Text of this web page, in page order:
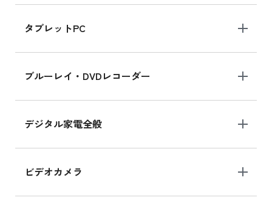
タブレットPC
ブルーレイ・DVDレコーダー
デジタル家電全般
ビデオカメラ
iPad mini 8.3インチ の新品買取価格
iPhone 16 シリーズ
iPhone 16 の新品買取価格
iPad Air 11インチ シリーズ
iPad Air 11インチ の新品買取価格
iPhone 15 128GB シリーズ